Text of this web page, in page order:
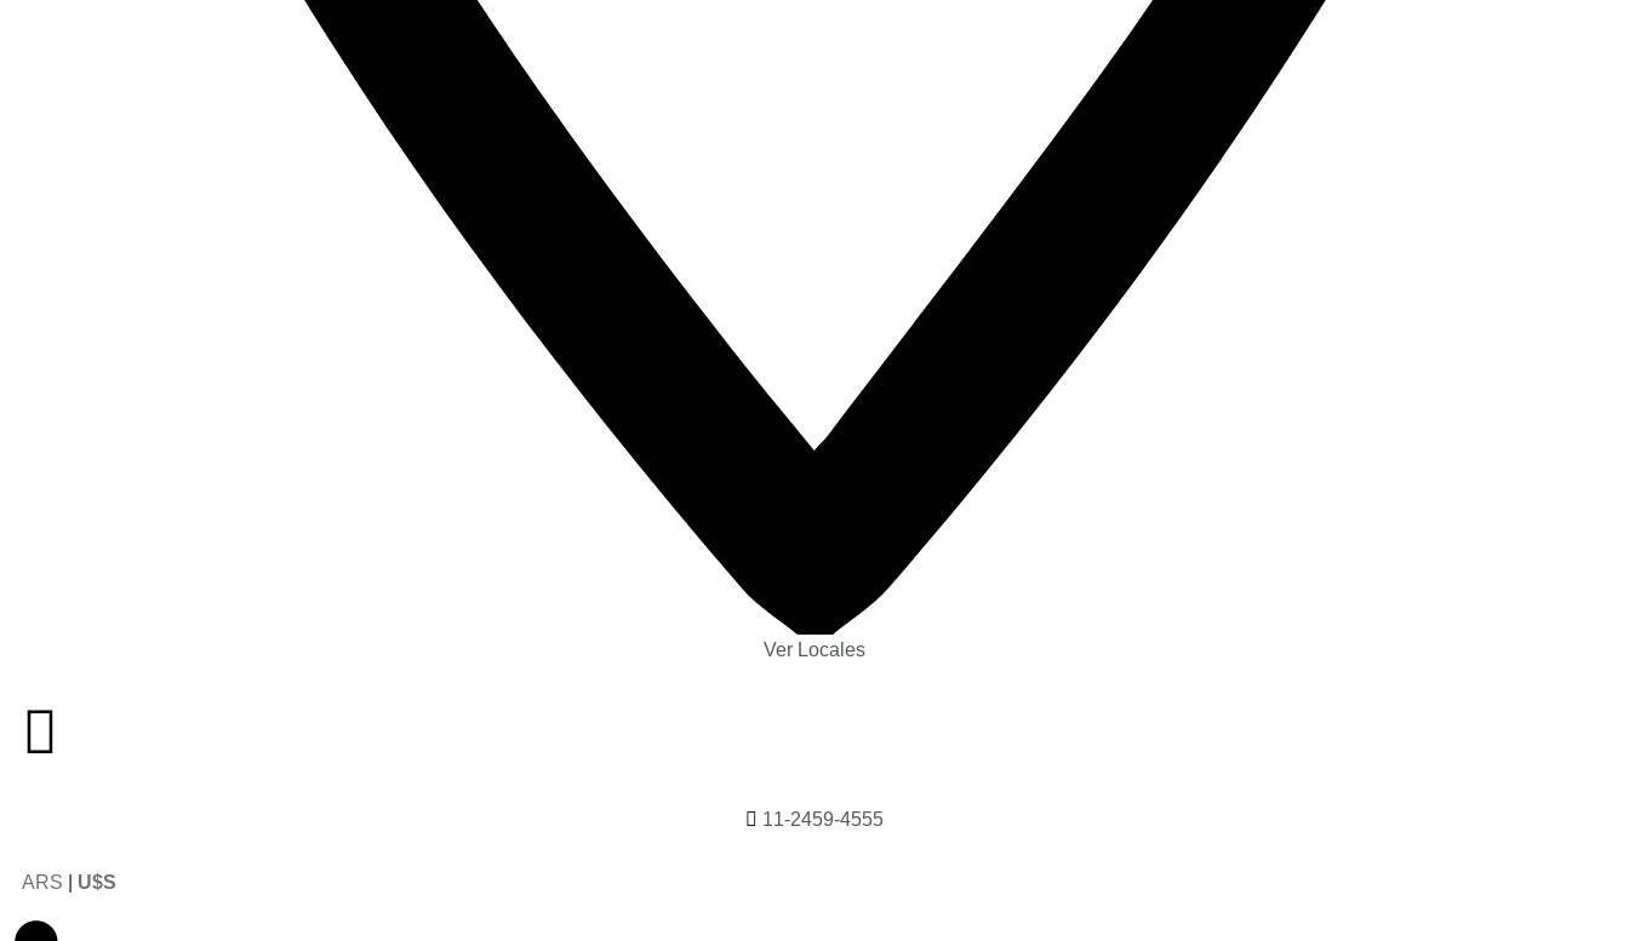
Ver Locales
11-2459-4555
ARS U$S